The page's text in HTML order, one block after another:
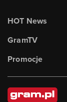
HOT News
GramTV
Promocje